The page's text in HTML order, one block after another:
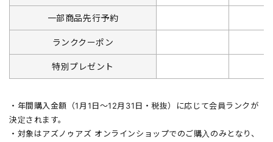
一部商品先行予約
ランククーポン
特別プレゼント
・年間購入金額（1月1日〜12月31日・税抜）に応じて会員ランクが
決定されます。
・対象はアズノゥアズ オンラインショップでのご購入のみとなり、